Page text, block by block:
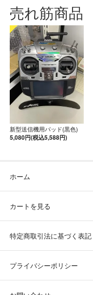
売れ筋商品
新型送信機用パッド(黒色)
5,080円(税込5,588円)
ホーム
カートを見る
特定商取引法に基づく表記
プライバシーポリシー